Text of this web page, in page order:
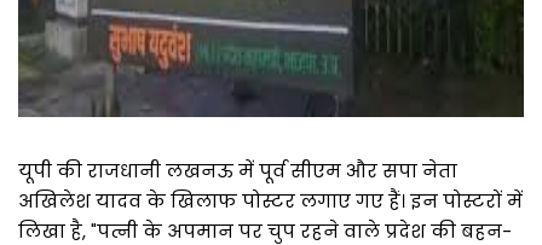
यूपी की राजधानी लखनऊ में पूर्व सीएम और सपा नेता
अखिलेश यादव के खिलाफ पोस्टर लगाए गए हैं। इन पोस्टरों में
लिखा है, "पत्नी के अपमान पर चुप रहने वाले प्रदेश की बहन-